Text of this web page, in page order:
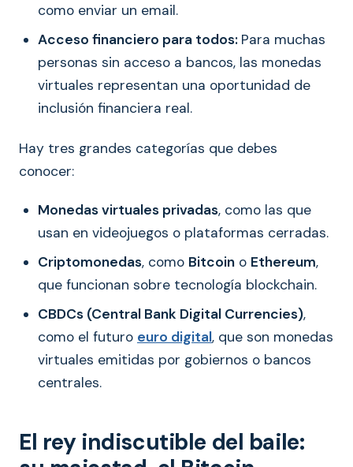
como enviar un email.
Acceso financiero para todos: Para muchas
personas sin acceso a bancos, las monedas
virtuales representan una oportunidad de
inclusión financiera real.
Hay tres grandes categorías que debes
conocer:
Monedas virtuales privadas, como las que
usan en videojuegos o plataformas cerradas.
Criptomonedas, como Bitcoin o Ethereum,
que funcionan sobre tecnología blockchain.
CBDCs (Central Bank Digital Currencies),
como el futuro euro digital, que son monedas
virtuales emitidas por gobiernos o bancos
centrales.
El rey indiscutible del baile: